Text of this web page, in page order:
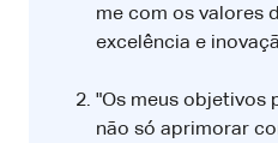
me com os valores
excelência e
"Os meus objetivos
não só aprimorar